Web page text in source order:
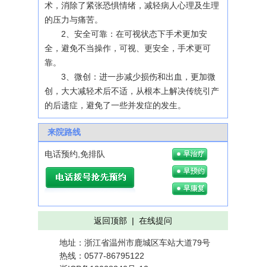
术，消除了紧张恐惧情绪，减轻病人心理及生理
的压力与痛苦。
2、安全可靠：在可视状态下手术更加安
全，避免不当操作，可视、更安全，手术更可
靠。
3、微创：进一步减少损伤和出血，更加微
创，大大减轻术后不适，从根本上解决传统引产
的后遗症，避免了一些并发症的发生。
来院路线
电话预约,免排队
返回顶部 | 在线提问
地址：浙江省温州市鹿城区车站大道79号
热线：0577-86795122